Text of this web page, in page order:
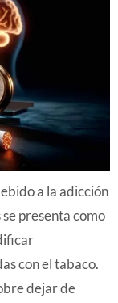
a la adicción
presenta como
con el tabaco.
dejar de